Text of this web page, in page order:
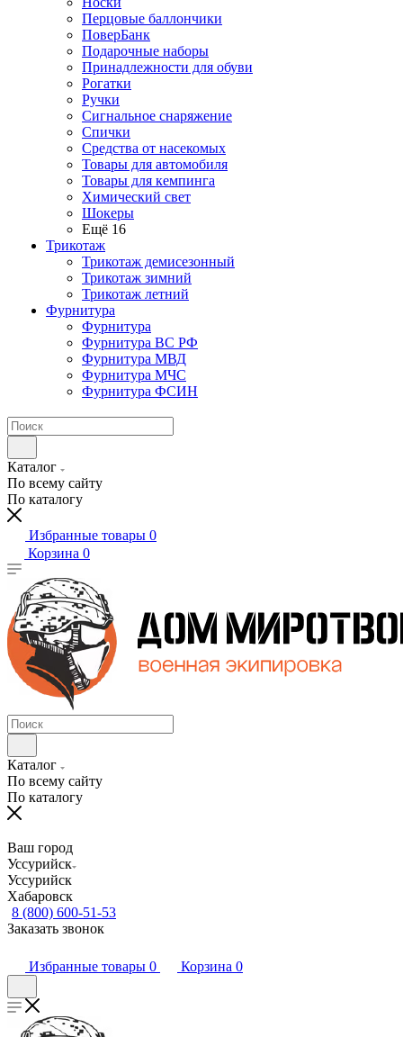
Перцовые баллончики
ПоверБанк
Подарочные наборы
Принадлежности для обуви
Рогатки
Ручки
Сигнальное снаряжение
Спички
Средства от насекомых
Товары для автомобиля
Товары для кемпинга
Химический свет
Шокеры
Ещё 16
Трикотаж
Трикотаж демисезонный
Трикотаж зимний
Трикотаж летний
Фурнитура
Фурнитура
Фурнитура ВС РФ
Фурнитура МВД
Фурнитура МЧС
Фурнитура ФСИН
Каталог
По всему сайту
По каталогу
Избранные товары 0
Корзина 0
Каталог
По всему сайту
По каталогу
Ваш город
Уссурийск
Уссурийск
Хабаровск
8 (800) 600-51-53
Заказать звонок
Избранные товары 0 Корзина 0